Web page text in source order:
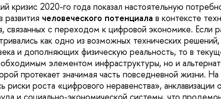
кризис 2020-го года показал настоятельную
развития человеческого потенциала в контексте
связанных с переходом к цифровой экономике. Если
как одно из возможных технических
и дополняющих физическую реальность, то в
элементом инфраструктуры, но и
протекает значимая часть повседневной жизни.
риски роста «цифрового неравенства», анклавизации